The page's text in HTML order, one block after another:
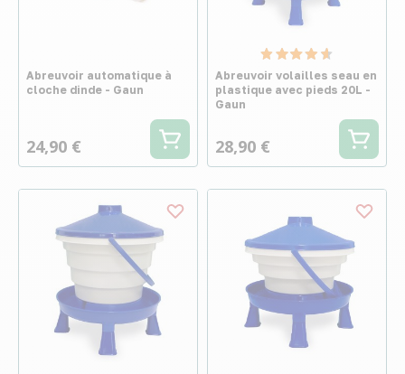
Abreuvoir automatique à
cloche dinde - Gaun
24,90 €
Abreuvoir volailles seau en
plastique avec pieds 20L -
Gaun
28,90 €